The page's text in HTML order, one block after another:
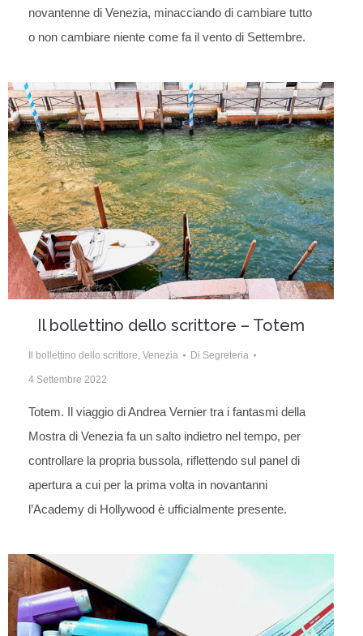
novantenne di Venezia, minacciando di cambiare tutto
o non cambiare niente come fa il vento di Settembre.
Il bollettino dello scrittore – Totem
Il bollettino dello scrittore, Venezia Di Segreteria
4 Settembre 2022
Totem. Il viaggio di Andrea Vernier tra i fantasmi della
Mostra di Venezia fa un salto indietro nel tempo, per
controllare la propria bussola, riflettendo sul panel di
apertura a cui per la prima volta in novantanni
l’Academy di Hollywood è ufficialmente presente.